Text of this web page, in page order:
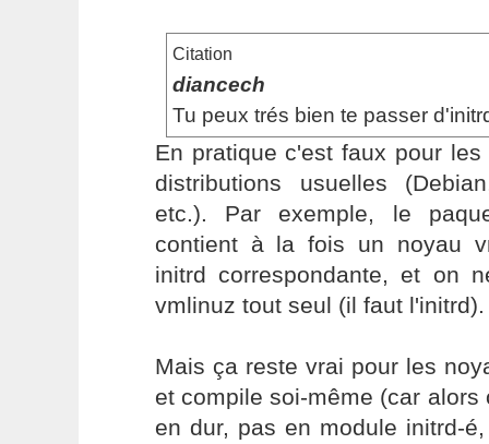
Citation
diancech
Tu peux trés bien te passer
En pratique c'est faux pour
distributions usuelles
etc.). Par exemple, le
contient à la fois un noyau
initrd correspondante, et on
vmlinuz tout seul (il faut l'initrd).
Mais ça reste vrai pour les
et compile soi-même (car
en dur, pas en module initrd-